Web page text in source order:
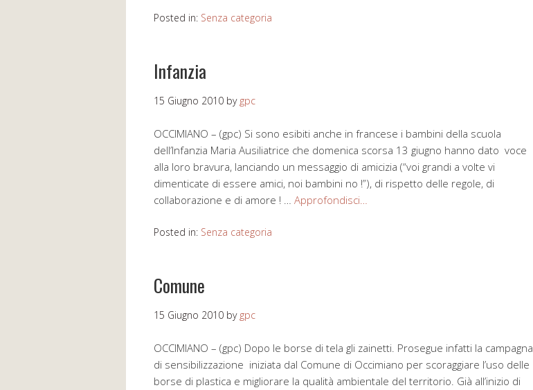
Posted in: Senza categoria
Infanzia
15 Giugno 2010 by gpc
OCCIMIANO – (gpc) Si sono esibiti anche in francese i bambini della scuola
dell’Infanzia Maria Ausiliatrice che domenica scorsa 13 giugno hanno dato voce
alla loro bravura, lanciando un messaggio di amicizia (“voi grandi a volte vi
dimenticate di essere amici, noi bambini no !”), di rispetto delle regole, di
collaborazione e di amore ! … Approfondisci…
Posted in: Senza categoria
Comune
15 Giugno 2010 by gpc
OCCIMIANO – (gpc) Dopo le borse di tela gli zainetti. Prosegue infatti la campagna
di sensibilizzazione iniziata dal Comune di Occimiano per scoraggiare l’uso delle
borse di plastica e migliorare la qualità ambientale del territorio. Già all’inizio di